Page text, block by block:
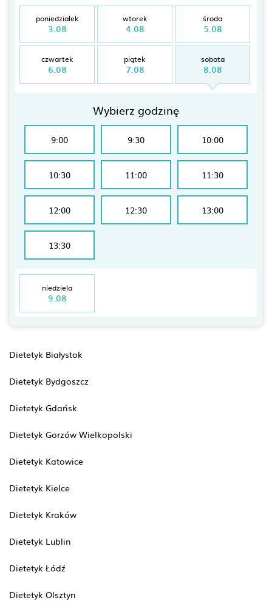
poniedziałek
3.08
wtorek
4.08
środa
5.08
czwartek
6.08
piątek
7.08
sobota
8.08
Wybierz godzinę
9:00 9:30 10:00
10:30 11:00 11:30
12:00 12:30 13:00
13:30
niedziela
9.08
Dietetyk Białystok
Dietetyk Bydgoszcz
Dietetyk Gdańsk
Dietetyk Gorzów Wielkopolski
Dietetyk Katowice
Dietetyk Kielce
Dietetyk Kraków
Dietetyk Lublin
Dietetyk Łódź
Dietetyk Olsztyn